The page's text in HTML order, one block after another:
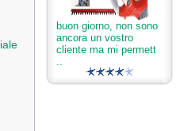
buon giorno, non sono
ancora un vostro
cliente ma mi permett
..